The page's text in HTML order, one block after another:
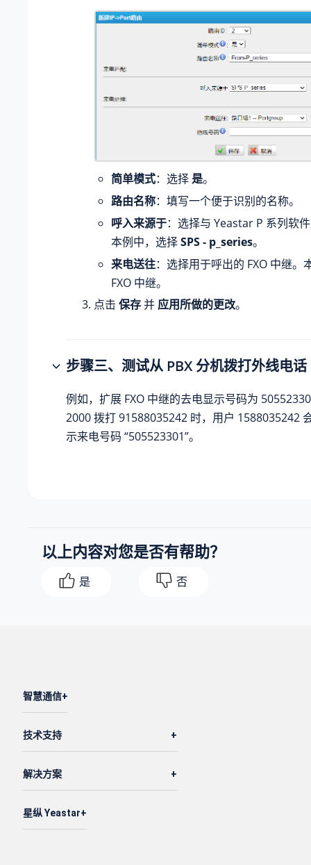
简单模式：选择 是。
路由名称：填写一个便于识别的名称。
呼入来源于：选择与 Yeastar P 系列软
本例中，选择SPS - p_series。
来电送往：选择用于呼出的 FXO 中继。
FXO 中继。
点击 保存并应用所做的更改。
步骤三、测试从 PBX 分机拨打外线电话
例如，扩展 FXO 中继的去电显示号码为
2000 拨打 91588035242 时，用户 1588035242
示来电号码 “505523301”。
以上内容对您是否有帮助？
是 否
智慧通信
技术支持
解决方案
星纵 Yeastar